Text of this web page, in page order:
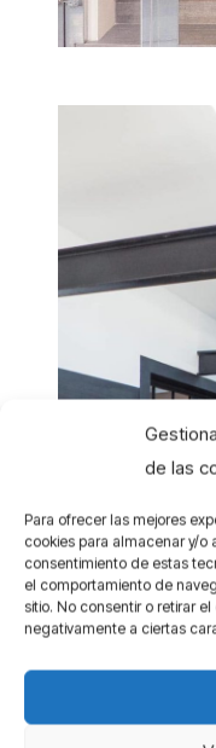
de las
Para ofrecer las mejores
cookies para almacenar y/o
consentimiento de estas
el comportamiento de
sitio. No consentir o retirar
negativamente a ciertas